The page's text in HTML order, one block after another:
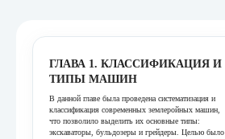
ГЛАВА 1. КЛАССИФИКАЦИЯ И
ТИПЫ МАШИН
В данной главе была проведена систематизация и
классификация современных землеройных машин,
что позволило выделить их основные типы:
экскаваторы, бульдозеры и грейдеры. Целью было